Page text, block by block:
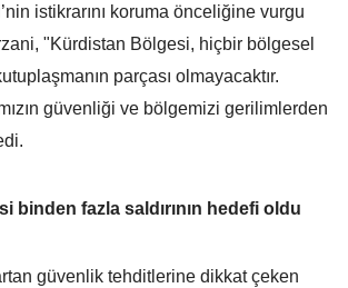
istikrarını koruma önceliğine vurgu
"Kürdistan Bölgesi, hiçbir bölgesel
parçası olmayacaktır.
güvenliği ve bölgemizi gerilimlerden
binden fazla saldırının hedefi oldu
güvenlik tehditlerine dikkat çeken